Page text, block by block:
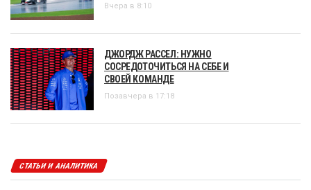
Вчера в 8:10
ДЖОРДЖ РАССЕЛ: НУЖНО
СОСРЕДОТОЧИТЬСЯ НА СЕБЕ И
СВОЕЙ КОМАНДЕ
Позавчера в 17:18
СТАТЬИ И АНАЛИТИКА